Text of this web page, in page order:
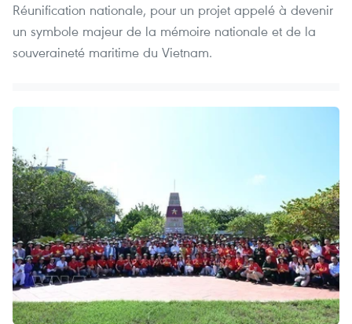
Réunification nationale, pour un projet appelé à devenir
un symbole majeur de la mémoire nationale et de la
souveraineté maritime du Vietnam.